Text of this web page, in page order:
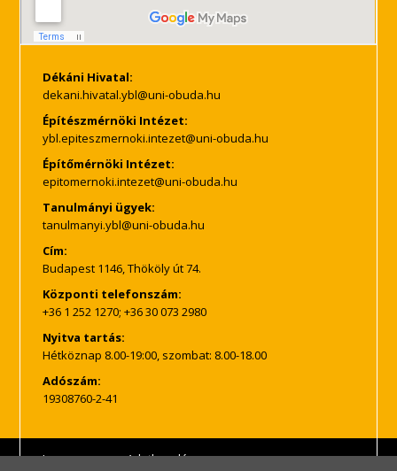
Dékáni Hivatal:
Építészmérnöki Intézet:
Építőmérnöki Intézet:
Tanulmányi ügyek:
Cím:
Budapest 1146, Thököly út 74.
Központi telefonszám:
+36 1 252 1270; +36 30 073 2980
Nyitva tartás:
Hétköznap 8.00-19:00, szombat: 8.00-18.00
Adószám:
19308760-2-41
Impresszum Adatkezelés